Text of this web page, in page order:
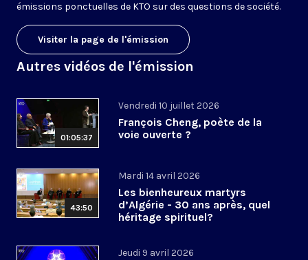
émissions ponctuelles de KTO sur des questions de société.
Visiter la page de l'émission
Autres vidéos de l'émission
01:05:37
Vendredi 10 juillet 2026
François Cheng, poète de la
voie ouverte ?
43:50
Mardi 14 avril 2026
Les bienheureux martyrs
d’Algérie - 30 ans après, quel
héritage spirituel?
Jeudi 9 avril 2026